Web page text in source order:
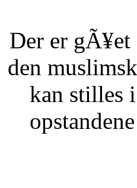
Der er gÃ¥et
den
kan stilles